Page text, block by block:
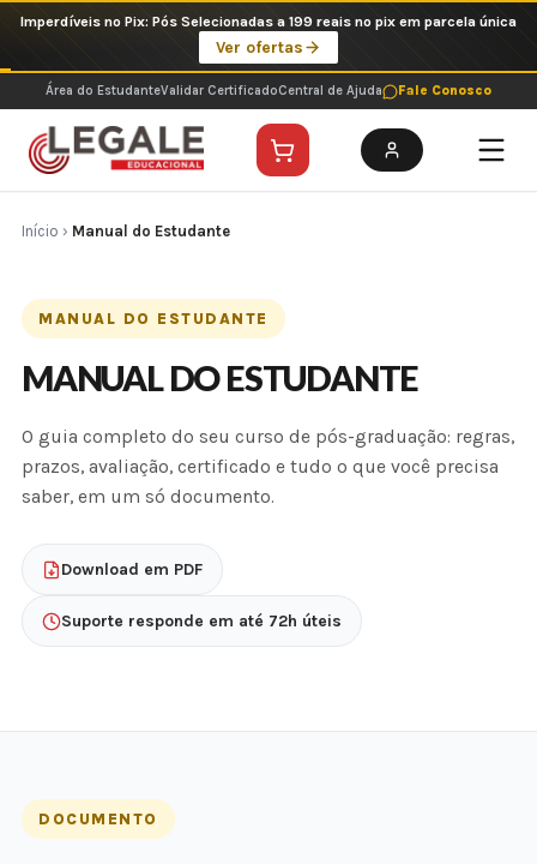
o
conteúdo
Imperdíveis no Pix: Pós Selecionadas a 199 reais no pix em parcela única
Ver ofertas
Área do EstudanteValidar CertificadoCentral de Ajuda Fale Conosco
Início › Manual do Estudante
MANUAL DO ESTUDANTE
MANUAL DO ESTUDANTE
O guia completo do seu curso de pós-graduação: regras,
prazos, avaliação, certificado e tudo o que você precisa
saber, em um só documento.
Download em PDF
Suporte responde em até 72h úteis
DOCUMENTO